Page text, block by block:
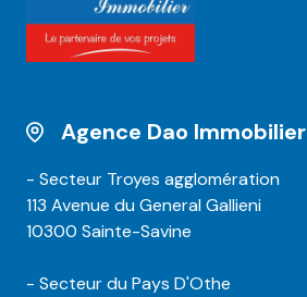
Agence Dao Immobilier
- Secteur Troyes agglomération
113 Avenue du General Gallieni
10300 Sainte-Savine
- Secteur du Pays D'Othe